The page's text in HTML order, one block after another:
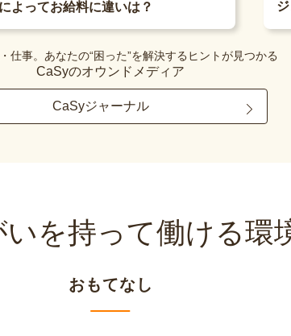
によってお給料に違いは？
仕事。あなたの“困った”を解決するヒントが見つかる
CaSyのオウンドメディア
CaSyジャーナル
を持って働ける環
おもてなし